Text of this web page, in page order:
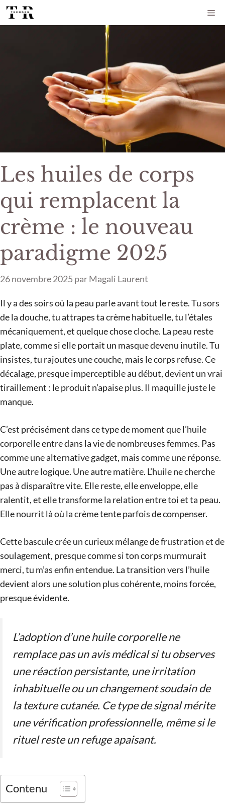
Aller
au
Les huiles de corps
qui remplacent la
crème : le nouveau
paradigme 2025
26 novembre 2025parMagali Laurent
Il y a des soirs où la peau parle avant tout le reste. Tu sors
de la douche, tu attrapes ta crème habituelle, tu l’étales
mécaniquement, et quelque chose cloche. La peau reste
plate, comme si elle portait un masque devenu inutile. Tu
insistes, tu rajoutes une couche, mais le corps refuse. Ce
décalage, presque imperceptible au début, devient un vrai
tiraillement : le produit n’apaise plus. Il maquille juste le
manque.
C’est précisément dans ce type de moment que l’huile
corporelle entre dans la vie de nombreuses femmes. Pas
comme une alternative gadget, mais comme une réponse.
Une autre logique. Une autre matière. L’huile ne cherche
pas à disparaître vite. Elle reste, elle enveloppe, elle
ralentit, et elle transforme la relation entre toi et ta peau.
Elle nourrit là où la crème tente parfois de compenser.
Cette bascule crée un curieux mélange de frustration et de
soulagement, presque comme si ton corps murmurait
merci, tu m’as enfin entendue. La transition vers l’huile
devient alors une solution plus cohérente, moins forcée,
presque évidente.
L’adoption d’une huile corporelle ne
remplace pas un avis médical si tu observes
une réaction persistante, une irritation
inhabituelle ou un changement soudain de
la texture cutanée. Ce type de signal mérite
une vérification professionnelle, même si le
rituel reste un refuge apaisant.
Contenu